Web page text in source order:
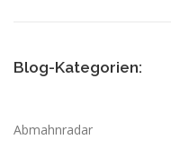
Blog-Kategorien:
Abmahnradar